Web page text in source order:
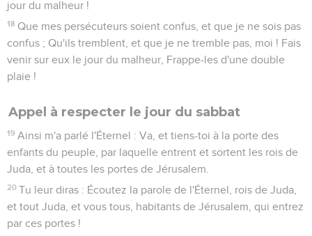
jour du malheur !
18 Que mes persécuteurs soient confus, et que je ne sois pas
confus ; Qu'ils tremblent, et que je ne tremble pas, moi ! Fais
venir sur eux le jour du malheur, Frappe-les d'une double
plaie !
Appel à respecter le jour du sabbat
19 Ainsi m'a parlé l'Éternel : Va, et tiens-toi à la porte des
enfants du peuple, par laquelle entrent et sortent les rois de
Juda, et à toutes les portes de Jérusalem.
20 Tu leur diras : Écoutez la parole de l'Éternel, rois de Juda,
et tout Juda, et vous tous, habitants de Jérusalem, qui entrez
par ces portes !